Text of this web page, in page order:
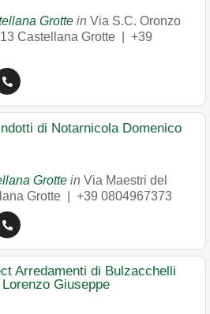
Grotte in Via S.C. Oronzo
Castellana Grotte
+39
di Notarnicola Domenico
Grotte in Via Maestri del
Grotte +39 0804967373
Arredamenti di Bulzacchelli
Giuseppe